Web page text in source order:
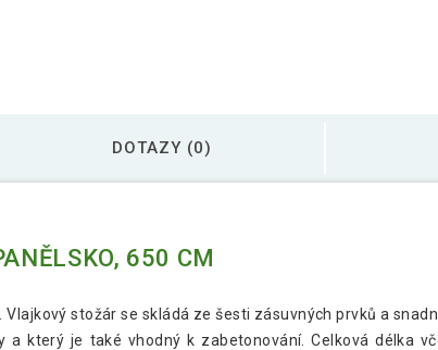
DOTAZY (0)
650 CM
stožár se skládá ze šesti zásuvných prvků a
který je také vhodný k zabetonování. Celková délka